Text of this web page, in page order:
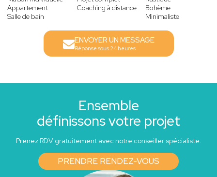
Appartement
Salle de bain
Bohème
Minimaliste
Coaching à distance
ENVOYER UN MESSAGE
Réponse sous 24 heures
Ensemble
définissons votre projet
Prenez RDV gratuitement avec notre conseiller spécialiste.
PRENDRE RENDEZ-VOUS